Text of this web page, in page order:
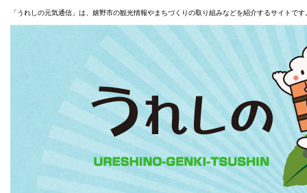
「うれしの元気通信」は、嬉野市の観光情報やまちづくりの取り組みなどを紹介するサイトです